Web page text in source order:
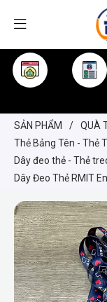
SẢN PHẨM / QUÀ
Thẻ Bảng Tên - Thẻ
Dây đeo thẻ - Thẻ
Dây Đeo Thẻ RMIT